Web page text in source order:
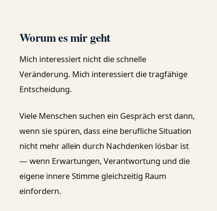
Worum es mir geht
Mich interessiert nicht die schnelle
Veränderung. Mich interessiert die tragfähige
Entscheidung.
Viele Menschen suchen ein Gespräch erst dann,
wenn sie spüren, dass eine berufliche Situation
nicht mehr allein durch Nachdenken lösbar ist
— wenn Erwartungen, Verantwortung und die
eigene innere Stimme gleichzeitig Raum
einfordern.